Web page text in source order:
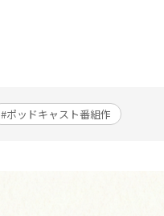
#ポッドキャスト番組作